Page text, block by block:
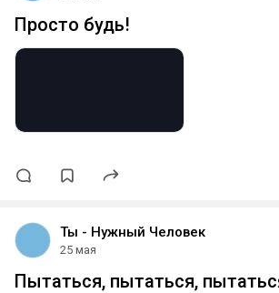
Просто будь!
Ты - Нужный Человек
25 мая
Пытаться, пытаться,